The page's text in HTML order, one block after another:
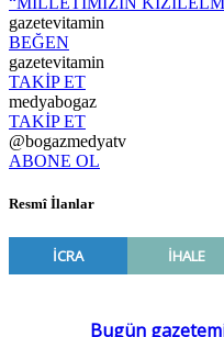
gazetevitamin
BEĞEN
gazetevitamin
TAKİP ET
medyabogaz
TAKİP ET
@bogazmedyatv
ABONE OL
Resmî İlanlar